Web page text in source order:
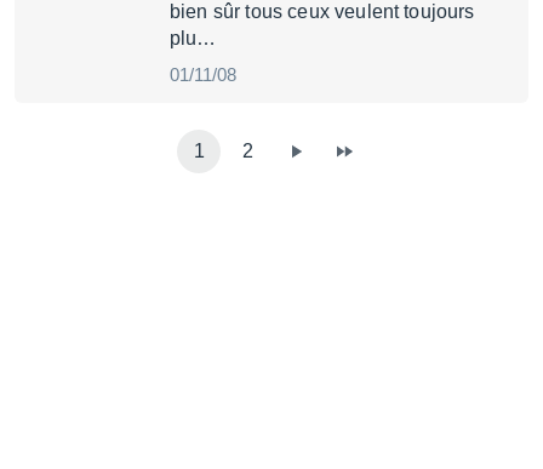
bien sûr tous ceux veulent toujours
plu…
01/11/08
1 2